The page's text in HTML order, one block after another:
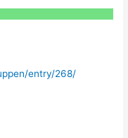
entry/268/